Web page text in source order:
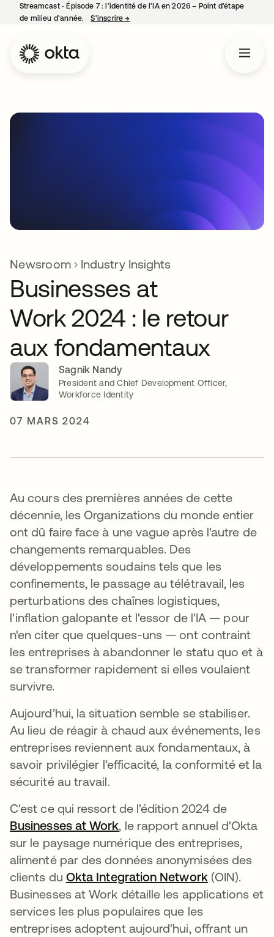
Streamcast ‑ Épisode 7 : l’identité de l’IA en 2026 – Point d’étape
de milieu d’année.
S’inscrire→
Newsroom Industry Insights
Businesses at
Work 2024 : le retour
aux fondamentaux
Sagnik Nandy
President and Chief Development Officer,
Workforce Identity
07 MARS 2024
Au cours des premières années de cette
décennie, les Organizations du monde entier
ont dû faire face à une vague après l'autre de
changements remarquables. Des
développements soudains tels que les
confinements, le passage au télétravail, les
perturbations des chaînes logistiques,
l'inflation galopante et l'essor de l'IA — pour
n'en citer que quelques-uns — ont contraint
les entreprises à abandonner le statu quo et à
se transformer rapidement si elles voulaient
survivre.
Aujourd’hui, la situation semble se stabiliser.
Au lieu de réagir à chaud aux événements, les
entreprises reviennent aux fondamentaux, à
savoir privilégier l’efficacité, la conformité et la
sécurité au travail.
C'est ce qui ressort de l'édition 2024 de
Businesses at Work , le rapport annuel d'Okta
sur le paysage numérique des entreprises,
alimenté par des données anonymisées des
clients du Okta Integration Network (OIN).
Businesses at Work détaille les applications et
services les plus populaires que les
entreprises adoptent aujourd'hui, offrant un